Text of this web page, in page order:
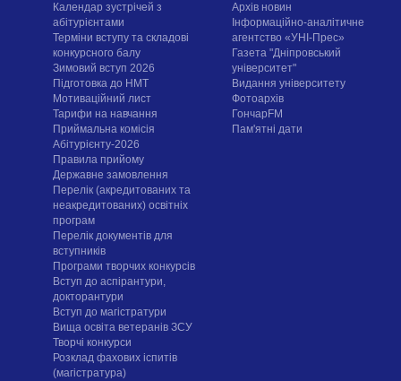
Календар зустрічей з
абітурієнтами
Терміни вступу та складові
конкурсного балу
Зимовий вступ 2026
Підготовка до НМТ
Мотиваційний лист
Тарифи на навчання
Приймальна комісія
Абітурієнту-2026
Правила прийому
Державне замовлення
Перелік (акредитованих та
неакредитованих) освітніх
програм
Перелік документів для
вступників
Програми творчих конкурсiв
Вступ до аспірантури,
докторантури
Вступ до магістратури
Вища освіта ветеранів ЗСУ
Творчі конкурси
Розклад фахових іспитів
(магістратура)
Архів новин
Інформаційно-аналітичне
агентство «УНІ-Прес»
Газета "Дніпровський
університет"
Видання університету
Фотоархів
ГончарFM
Пам'ятні дати